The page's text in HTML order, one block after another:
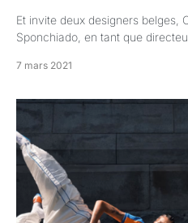
Et invite deux designers belges,
Sponchiado, en tant que
7 mars 2021